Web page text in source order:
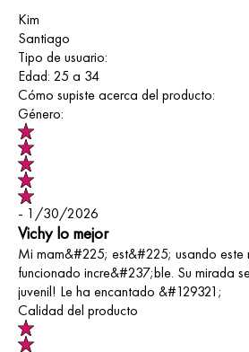
Kim
Santiago
Tipo de usuario:
Edad: 25 a 34
Cómo supiste acerca del producto:
Género:
- 1/30/2026
Vichy lo mejor
Mi mam&#225; est&#225; usando este
funcionado incre&#237;ble. Su mirada
juvenil! Le ha encantado &#129321;
Calidad del producto